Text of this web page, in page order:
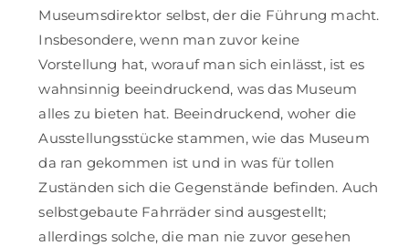
Museumsdirektor selbst, der die Führung macht.
Insbesondere, wenn man zuvor keine
Vorstellung hat, worauf man sich einlässt, ist es
wahnsinnig beeindruckend, was das Museum
alles zu bieten hat. Beeindruckend, woher die
Ausstellungsstücke stammen, wie das Museum
da ran gekommen ist und in was für tollen
Zuständen sich die Gegenstände befinden. Auch
selbstgebaute Fahrräder sind ausgestellt;
allerdings solche, die man nie zuvor gesehen